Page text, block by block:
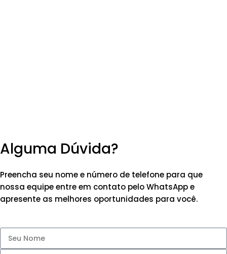
Alguma Dúvida?
Preencha seu nome e número de telefone para que
nossa equipe entre em contato pelo WhatsApp e
apresente as melhores oportunidades para você.